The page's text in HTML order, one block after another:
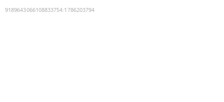
9189643066108833754:1786203794